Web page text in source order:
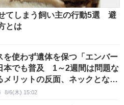
てしまう飼い主の行動5選 避
とは
を使わず遺体を保つ「エンバー
本でも普及 1～2週間は問題な
メリットの反面、ネックとなる
万円の費用
8/6(木) 15:02